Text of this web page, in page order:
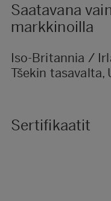
Saatavana
markkinoilla
Iso-Britannia /
Tšekin tasavalta,
Sertifikaatit